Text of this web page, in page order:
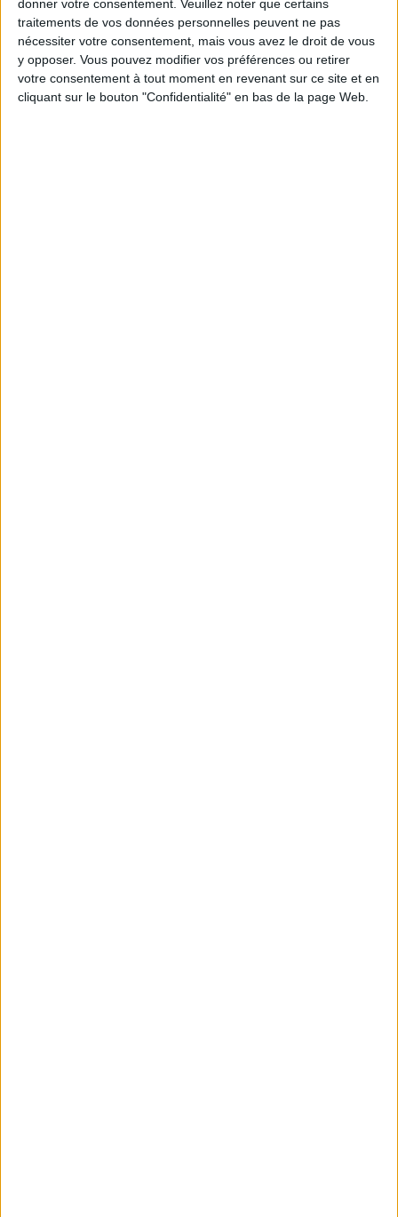
donner votre consentement. Veuillez noter que certains
traitements de vos données personnelles peuvent ne pas
nécessiter votre consentement, mais vous avez le droit de vous
y opposer. Vous pouvez modifier vos préférences ou retirer
votre consentement à tout moment en revenant sur ce site et en
cliquant sur le bouton "Confidentialité" en bas de la page Web.